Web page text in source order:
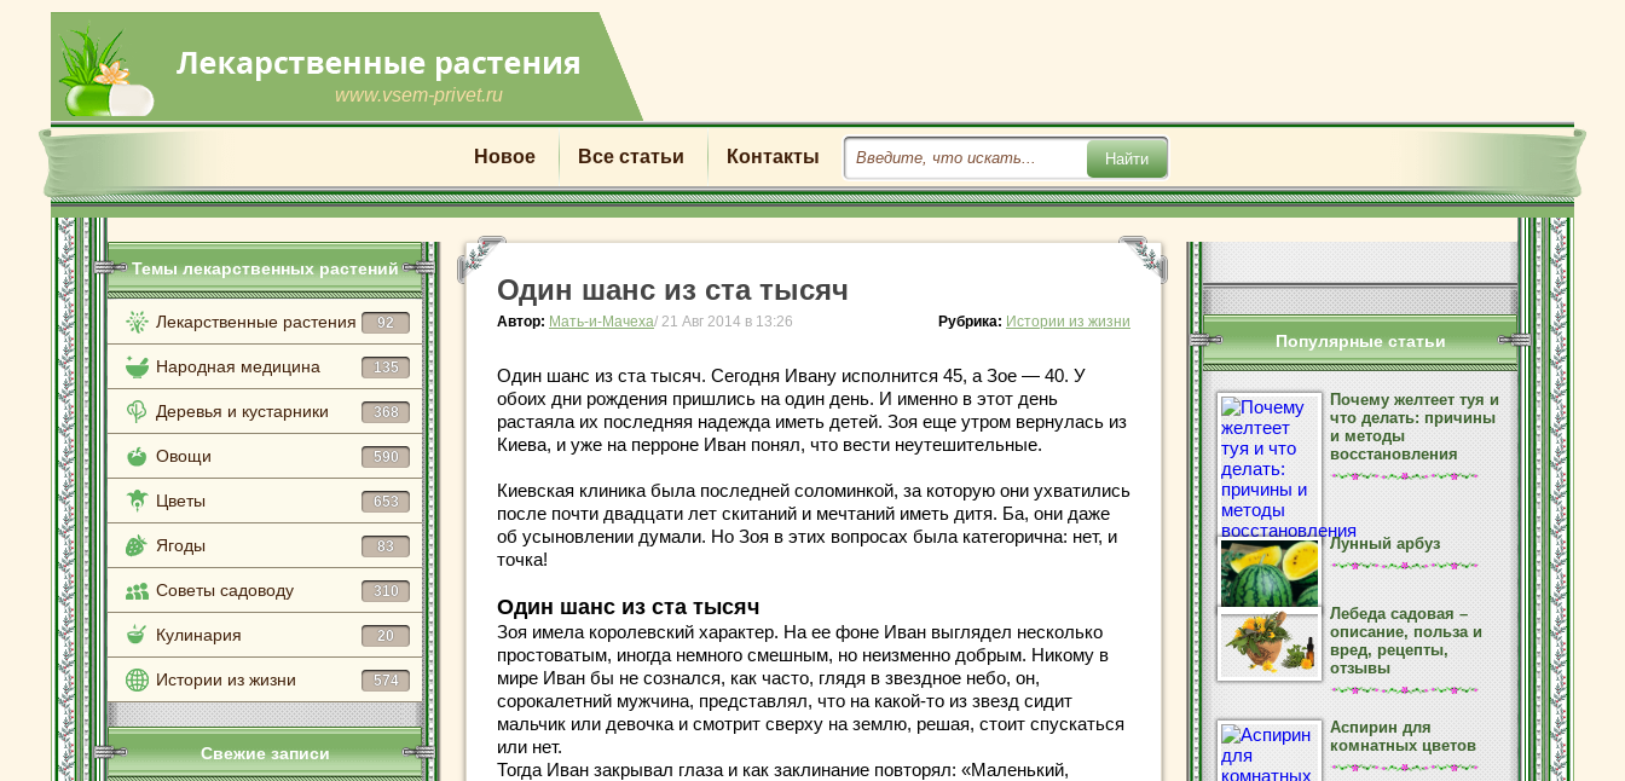
www.vsem-privet.ru
Новое Все статьи Контакты
Темы лекарственных растений
Лекарственные растения 92
Народная медицина 135
Деревья и кустарники 368
Овощи 590
Цветы 653
Ягоды 83
Советы садоводу 310
Кулинария 20
Истории из жизни 574
Свежие записи
Один шанс из ста тысяч
Автор: Мать-и-Мачеха/ 21 Авг 2014 в 13:26 Рубрика: Истории из жизни
Один шанс из ста тысяч. Сегодня Ивану исполнится 45, а Зое — 40. У
обоих дни рождения пришлись на один день. И именно в этот день
растаяла их последняя надежда иметь детей. Зоя еще утром вернулась из
Киева, и уже на перроне Иван понял, что вести неутешительные.
Киевская клиника была последней соломинкой, за которую они ухватились
после почти двадцати лет скитаний и мечтаний иметь дитя. Ба, они даже
об усыновлении думали. Но Зоя в этих вопросах была категорична: нет, и
точка!
Один шанс из ста тысяч
Зоя имела королевский характер. На ее фоне Иван выглядел несколько
простоватым, иногда немного смешным, но неизменно добрым. Никому в
мире Иван бы не сознался, как часто, глядя в звездное небо, он,
сорокалетний мужчина, представлял, что на какой-то из звезд сидит
мальчик или девочка и смотрит сверху на землю, решая, стоит спускаться
или нет.
Тогда Иван закрывал глаза и как заклинание повторял: «Маленький,
Популярные статьи
Почему желтеет туя и
что делать: причины
и методы
восстановления
Лунный арбуз
Лебеда садовая –
описание, польза и
вред, рецепты,
отзывы
Аспирин для
комнатных цветов